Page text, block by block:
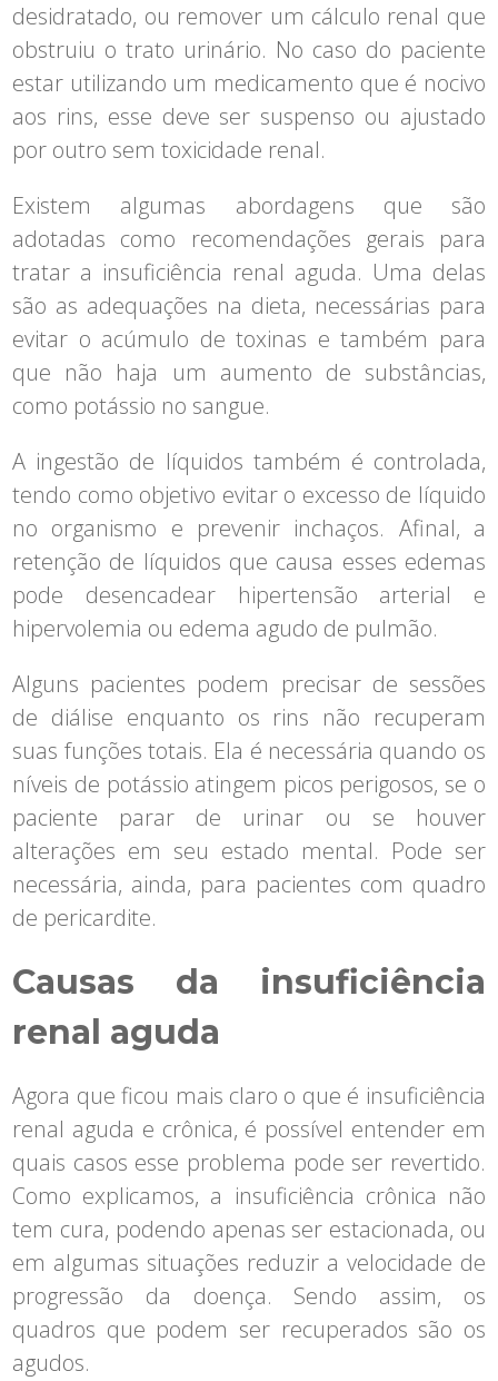
desidratado, ou remover um cálculo renal que
obstruiu o trato urinário. No caso do paciente
estar utilizando um medicamento que é nocivo
aos rins, esse deve ser suspenso ou ajustado
por outro sem toxicidade renal.
Existem algumas abordagens que são
adotadas como recomendações gerais para
tratar a insuficiência renal aguda. Uma delas
são as adequações na dieta, necessárias para
evitar o acúmulo de toxinas e também para
que não haja um aumento de substâncias,
como potássio no sangue.
A ingestão de líquidos também é controlada,
tendo como objetivo evitar o excesso de líquido
no organismo e prevenir inchaços. Afinal, a
retenção de líquidos que causa esses edemas
pode desencadear hipertensão arterial e
hipervolemia ou edema agudo de pulmão.
Alguns pacientes podem precisar de sessões
de diálise enquanto os rins não recuperam
suas funções totais. Ela é necessária quando os
níveis de potássio atingem picos perigosos, se o
paciente parar de urinar ou se houver
alterações em seu estado mental. Pode ser
necessária, ainda, para pacientes com quadro
de pericardite.
Causas da insuficiência
renal aguda
Agora que ficou mais claro o que é insuficiência
renal aguda e crônica, é possível entender em
quais casos esse problema pode ser revertido.
Como explicamos, a insuficiência crônica não
tem cura, podendo apenas ser estacionada, ou
em algumas situações reduzir a velocidade de
progressão da doença. Sendo assim, os
quadros que podem ser recuperados são os
agudos.